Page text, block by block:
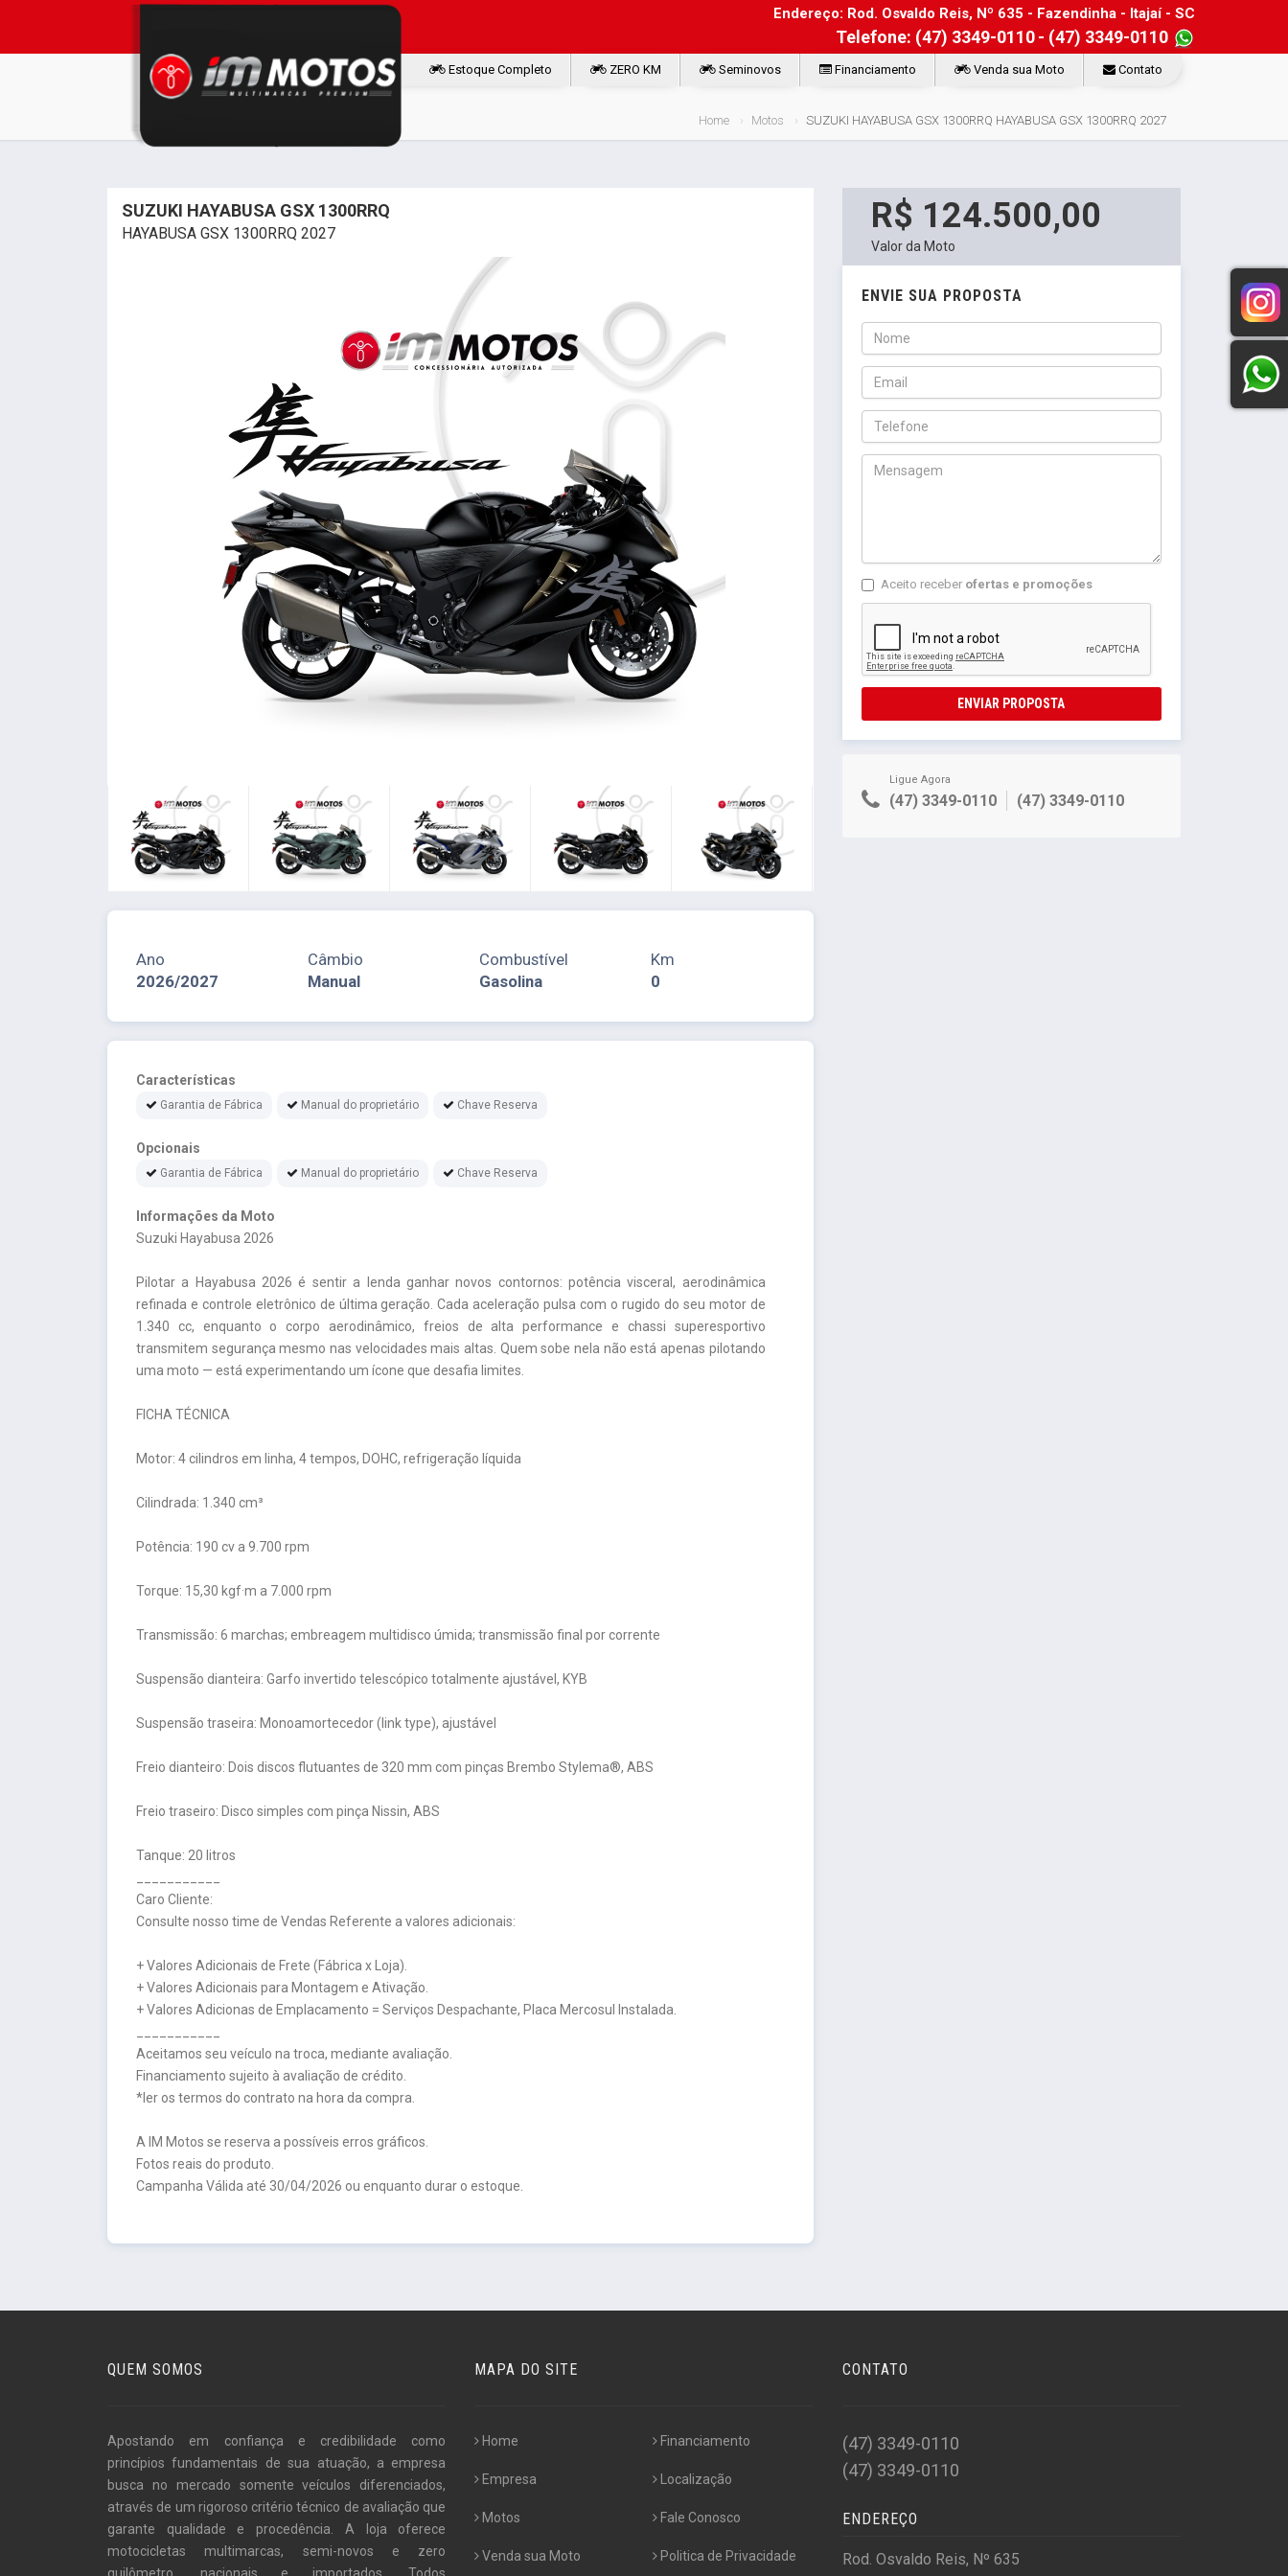
Endereço: Rod. Osvaldo Reis, Nº 635 - Fazendinha - Itajaí - SC
Telefone: (47) 3349-0110- (47) 3349-0110
Estoque Completo ZERO KM Seminovos Financiamento Venda sua Moto Contato
Home Motos SUZUKI HAYABUSA GSX 1300RRQ HAYABUSA GSX 1300RRQ 2027
SUZUKI HAYABUSA GSX 1300RRQ
HAYABUSA GSX 1300RRQ 2027
Ano
2026/2027
Câmbio
Manual
Combustível
Gasolina
Km
0
Características
Garantia de Fábrica Manual do proprietário Chave Reserva
Opcionais
Garantia de Fábrica Manual do proprietário Chave Reserva
Informações da Moto
Suzuki Hayabusa 2026
Pilotar a Hayabusa 2026 é sentir a lenda ganhar novos contornos: potência visceral, aerodinâmica
refinada e controle eletrônico de última geração. Cada aceleração pulsa com o rugido do seu motor de
1.340 cc, enquanto o corpo aerodinâmico, freios de alta performance e chassi superesportivo
transmitem segurança mesmo nas velocidades mais altas. Quem sobe nela não está apenas pilotando
uma moto — está experimentando um ícone que desafia limites.
FICHA TÉCNICA
Motor: 4 cilindros em linha, 4 tempos, DOHC, refrigeração líquida
Cilindrada: 1.340 cm³
Potência: 190 cv a 9.700 rpm
Torque: 15,30 kgf·m a 7.000 rpm
Transmissão: 6 marchas; embreagem multidisco úmida; transmissão final por corrente
Suspensão dianteira: Garfo invertido telescópico totalmente ajustável, KYB
Suspensão traseira: Monoamortecedor (link type), ajustável
Freio dianteiro: Dois discos flutuantes de 320 mm com pinças Brembo Stylema®, ABS
Freio traseiro: Disco simples com pinça Nissin, ABS
Tanque: 20 litros
Caro Cliente:
Consulte nosso time de Vendas Referente a valores adicionais:
+ Valores Adicionais de Frete (Fábrica x Loja).
+ Valores Adicionais para Montagem e Ativação.
+ Valores Adicionas de Emplacamento = Serviços Despachante, Placa Mercosul Instalada.
Aceitamos seu veículo na troca, mediante avaliação.
Financiamento sujeito à avaliação de crédito.
*ler os termos do contrato na hora da compra.
A IM Motos se reserva a possíveis erros gráficos.
Fotos reais do produto.
Campanha Válida até 30/04/2026 ou enquanto durar o estoque.
R$ 124.500,00
Valor da Moto
ENVIE SUA PROPOSTA
Aceito receber ofertas e promoções
ENVIAR PROPOSTA
Ligue Agora
(47) 3349-0110 (47) 3349-0110
QUEM SOMOS
Apostando em confiança e credibilidade como
princípios fundamentais de sua atuação, a empresa
busca no mercado somente veículos diferenciados,
através de um rigoroso critério técnico de avaliação que
garante qualidade e procedência. A loja oferece
motocicletas multimarcas, semi-novos e zero
MAPA DO SITE
Home
Empresa
Motos
Venda sua Moto
Financiamento
Localização
Fale Conosco
Politica de Privacidade
CONTATO
(47) 3349-0110
(47) 3349-0110
ENDEREÇO
Rod. Osvaldo Reis, Nº 635